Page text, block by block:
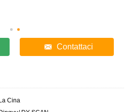
Contattaci
Cina